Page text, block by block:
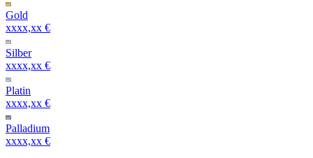
Gold
xxxx,xx €
Silber
xxxx,xx €
Platin
xxxx,xx €
Palladium
xxxx,xx €